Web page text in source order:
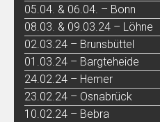
05.04. & 06.04. – Bonn
08.03. & 09.03.24 – Löhne
02.03.24 – Brunsbüttel
01.03.24 – Bargteheide
24.02.24 – Hemer
23.02.24 – Osnabrück
10.02.24 – Bebra